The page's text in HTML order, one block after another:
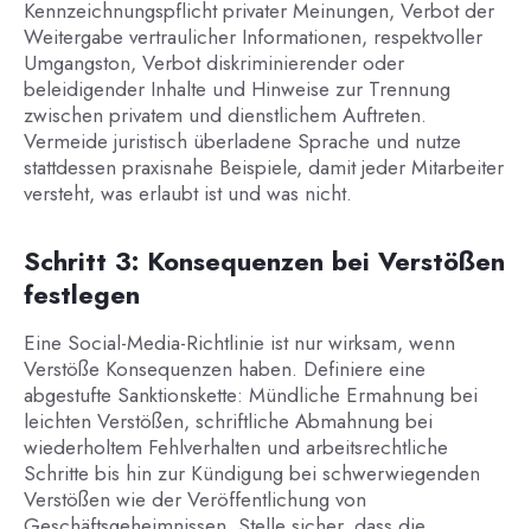
Kennzeichnungspflicht privater Meinungen, Verbot der
Weitergabe vertraulicher Informationen, respektvoller
Umgangston, Verbot diskriminierender oder
beleidigender Inhalte und Hinweise zur Trennung
zwischen privatem und dienstlichem Auftreten.
Vermeide juristisch überladene Sprache und nutze
stattdessen praxisnahe Beispiele, damit jeder Mitarbeiter
versteht, was erlaubt ist und was nicht.
Schritt 3: Konsequenzen bei Verstößen
festlegen
Eine Social-Media-Richtlinie ist nur wirksam, wenn
Verstöße Konsequenzen haben. Definiere eine
abgestufte Sanktionskette: Mündliche Ermahnung bei
leichten Verstößen, schriftliche Abmahnung bei
wiederholtem Fehlverhalten und arbeitsrechtliche
Schritte bis hin zur Kündigung bei schwerwiegenden
Verstößen wie der Veröffentlichung von